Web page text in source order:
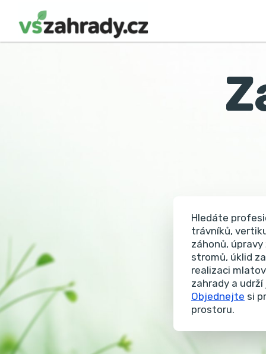
Hledáte
trávníků,
záhonů,
stromů, úklid
realizaci
zahrady a
Objednejte si
prostoru.